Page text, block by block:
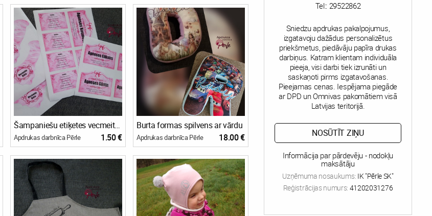
Šampaniešu etiķetes vecmeitu ballītei
Apdrukas darbnīca Pērle 1.50 €
Burta formas spilvens ar vārdu
Apdrukas darbnīca Pērle 18.00 €
Tel:: 29522862
Sniedzu apdrukas pakalpojumus,
izgatavoju dažādus personalizētus
priekšmetus, piedāvāju papīra drukas
darbiņus. Katram klientam individuāla
pieeja, visi darbi tiek izrunāti un
saskaņoti pirms izgatavošanas.
Pieejamas cenas. Iespējama piegāde
ar DPD un Omnivas pakomātiem visā
Latvijas teritorijā.
NOSŪTĪT ZIŅU
Informācija par pārdevēju - nodokļu
maksātāju
Uzņēmuma nosaukums: IK "Pērle SK"
Reģistrācijas numurs: 41202031276